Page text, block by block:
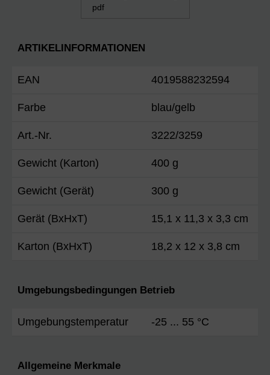
pdf
ARTIKELINFORMATIONEN
EAN 4019588232594
Farbe blau/gelb
Art.-Nr. 3222/3259
Gewicht (Karton) 400 g
Gewicht (Gerät) 300 g
Gerät (BxHxT) 15,1 x 11,3 x 3,3 cm
Karton (BxHxT) 18,2 x 12 x 3,8 cm
Umgebungsbedingungen Betrieb
Umgebungstemperatur -25 ... 55 °C
Allgemeine Merkmale